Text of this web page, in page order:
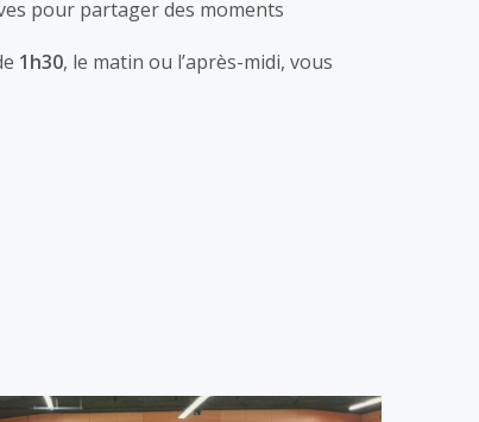
pour partager des moments
1h30, le matin ou l’après-midi, vous